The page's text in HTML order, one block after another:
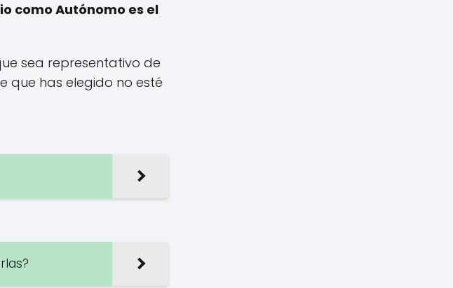
como Autónomo es el
sea representativo de
que has elegido no esté